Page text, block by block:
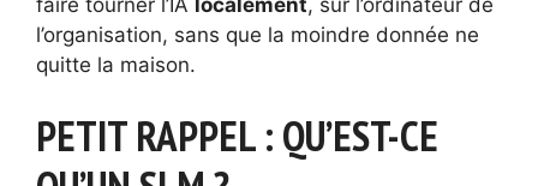
l’organisation, sans que la moindre donnée ne
quitte la maison.
PETIT RAPPEL : QU’EST-CE